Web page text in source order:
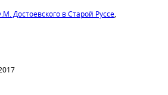
Достоевского в Старой Руссе